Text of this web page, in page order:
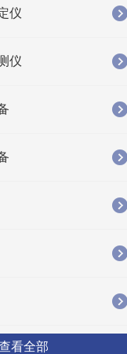
仪
仪
看全部